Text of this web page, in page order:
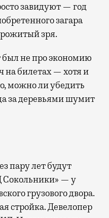
завидуют — год
загара
зря.
не про экономию
на билетах — хотя и
можно ли убедить
за деревьями шумит
пару лет будут
Сокольники» — у
грузового двора.
стройка. Девелопер